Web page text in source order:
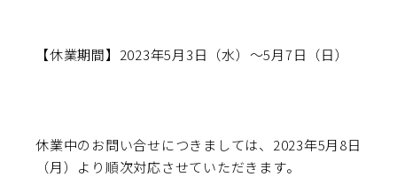
【休業期間】2023年5月3日（水）～5月7日（日）
休業中のお問い合せにつきましては、2023年5月8日
（月）より順次対応させていただきます。